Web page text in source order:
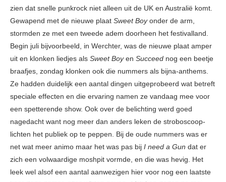
zien dat snelle punkrock niet alleen uit de UK en Australië komt.
Gewapend met de nieuwe plaat Sweet Boy onder de arm,
stormden ze met een tweede adem doorheen het festivalland.
Begin juli bijvoorbeeld, in Werchter, was de nieuwe plaat amper
uit en klonken liedjes als Sweet Boyen Succeed nog een beetje
braafjes, zondag klonken ook die nummers als bijna-anthems.
Ze hadden duidelijk een aantal dingen uitgeprobeerd wat betreft
speciale effecten en die ervaring namen ze vandaag mee voor
een spetterende show. Ook over de belichting werd goed
nagedacht want nog meer dan anders leken de stroboscoop-
lichten het publiek op te peppen. Bij de oude nummers was er
net wat meer animo maar het was pas bij I need a Gun dat er
zich een volwaardige moshpit vormde, en die was hevig. Het
leek wel alsof een aantal aanwezigen hier voor nog een laatste